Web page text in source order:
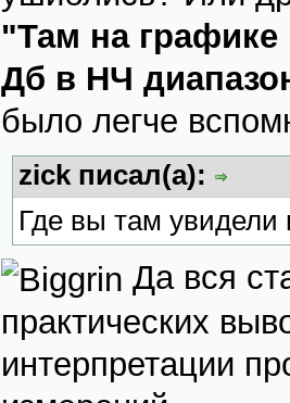
"Там на графике
Дб в НЧ
было легче
zick писал(а):
Где вы там увидели
Да вся
практических
интерпретации